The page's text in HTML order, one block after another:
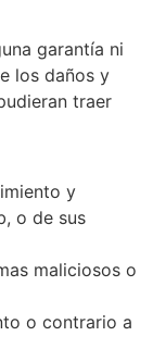
garantía ni
los daños y
traer
y
o de sus
maliciosos o
o contrario a